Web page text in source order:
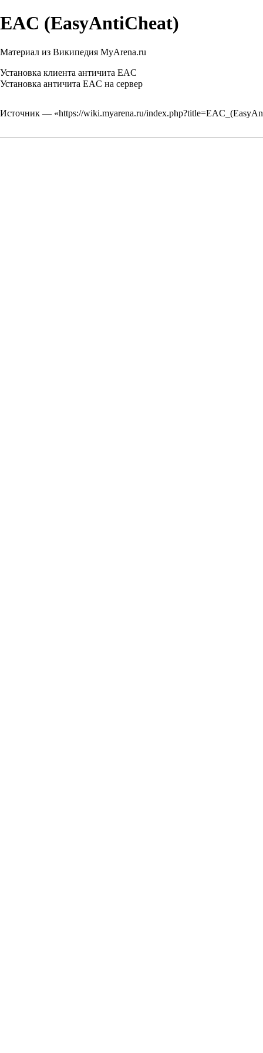
EAC (EasyAntiCheat)
Материал из Википедия MyArena.ru
Установка клиента античита EAC
Установка античита EAC на сервер
Источник — «https://wiki.myarena.ru/